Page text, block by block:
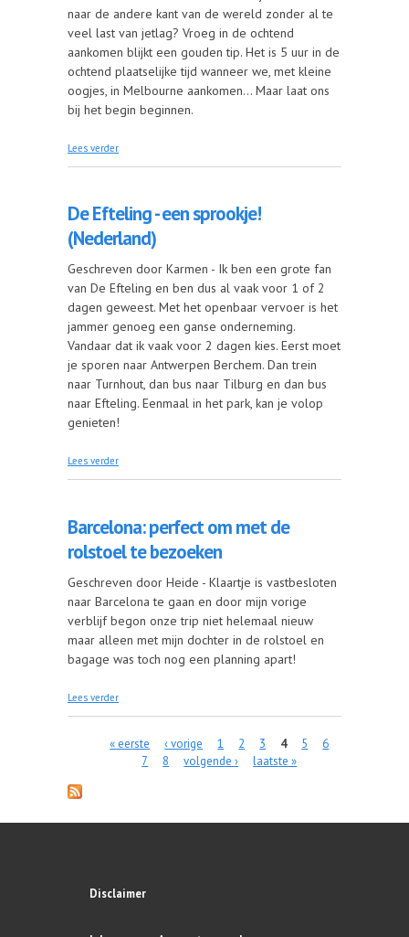
naar de andere kant van de wereld zonder al te
veel last van jetlag? Vroeg in de ochtend
aankomen blijkt een gouden tip. Het is 5 uur in de
ochtend plaatselijke tijd wanneer we, met kleine
oogjes, in Melbourne aankomen... Maar laat ons
bij het begin beginnen.
Lees verder
De Efteling - een sprookje!
(Nederland)
Geschreven door Karmen - Ik ben een grote fan
van De Efteling en ben dus al vaak voor 1 of 2
dagen geweest. Met het openbaar vervoer is het
jammer genoeg een ganse onderneming.
Vandaar dat ik vaak voor 2 dagen kies. Eerst moet
je sporen naar Antwerpen Berchem. Dan trein
naar Turnhout, dan bus naar Tilburg en dan bus
naar Efteling. Eenmaal in het park, kan je volop
genieten!
Lees verder
Barcelona: perfect om met de
rolstoel te bezoeken
Geschreven door Heide - Klaartje is vastbesloten
naar Barcelona te gaan en door mijn vorige
verblijf begon onze trip niet helemaal nieuw
maar alleen met mijn dochter in de rolstoel en
bagage was toch nog een planning apart!
Lees verder
« eerste ‹ vorige 1 2 3 4 5
6
7
8 volgende › laatste »
Disclaimer